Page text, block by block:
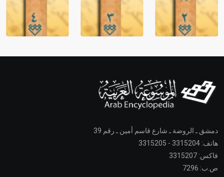
دمشق ـ الروضة ـ شارع قاسم أمين ـ رقم 39
هاتف: 3315204 - 3315205
فاكس: 3315207
ص.ب: 7296